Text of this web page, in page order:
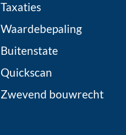
Taxaties
Waardebepaling
Buitenstate
Quickscan
Zwevend bouwrecht